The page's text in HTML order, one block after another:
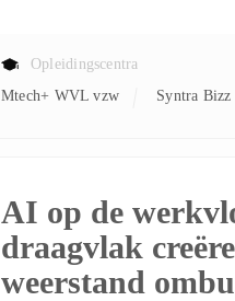
Opleidingscentra
Mtech+ WVL vzw
Syntra
AI op de
draagvlak
weerstand